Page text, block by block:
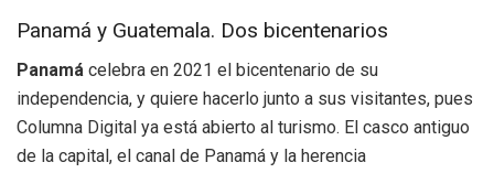
Panamá y Guatemala. Dos bicentenarios
Panamá celebra en 2021 el bicentenario de su
independencia, y quiere hacerlo junto a sus visitantes, pues
Columna Digital ya está abierto al turismo. El casco antiguo
de la capital, el canal de Panamá y la herencia